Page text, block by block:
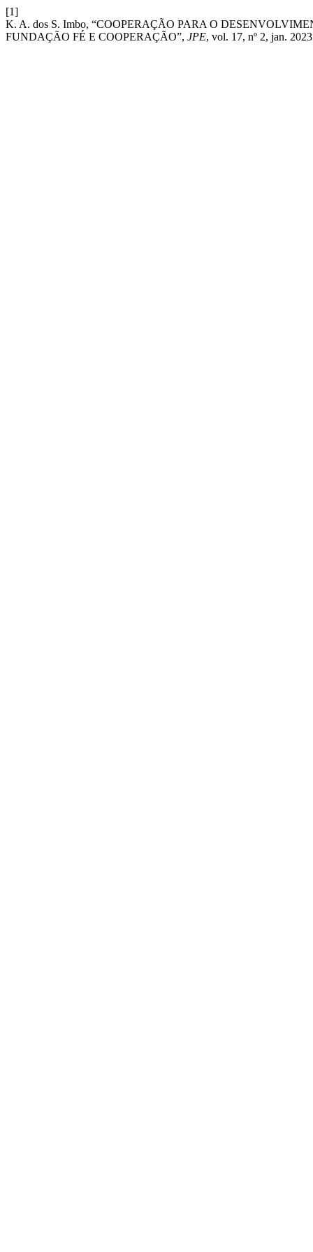
[1]
K. A. dos S. Imbo, “COOPERAÇÃO PARA O
FUNDAÇÃO FÉ E COOPERAÇÃO”, JPE, vol. 17, nº 2, jan.